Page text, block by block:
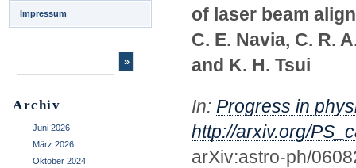
Impressum
Archiv
Juni 2026
März 2026
Oktober 2024
of laser beam
C. E. Navia, C. R.
and K. H. Tsui
In: Progress in
http://arxiv.org/
arXiv:astro-ph/